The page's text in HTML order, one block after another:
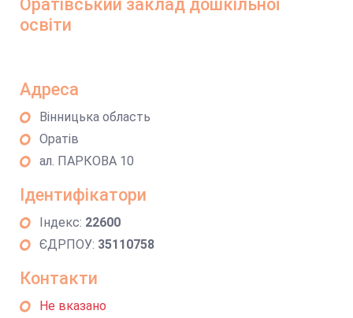
Оратівський заклад дошкільної
освіти
Адреса
Вінницька область
Оратів
ал. ПАРКОВА 10
Ідентифікатори
Індекс: 22600
ЄДРПОУ: 35110758
Контакти
Не вказано